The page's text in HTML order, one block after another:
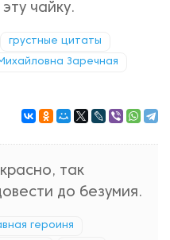
чайку.
грустные цитаты
Заречная
так
до безумия.
героиня